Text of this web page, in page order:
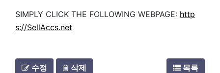
SIMPLY CLICK THE FOLLOWING WEBPAGE: http
s://SellAccs.net
수정 삭제 목록